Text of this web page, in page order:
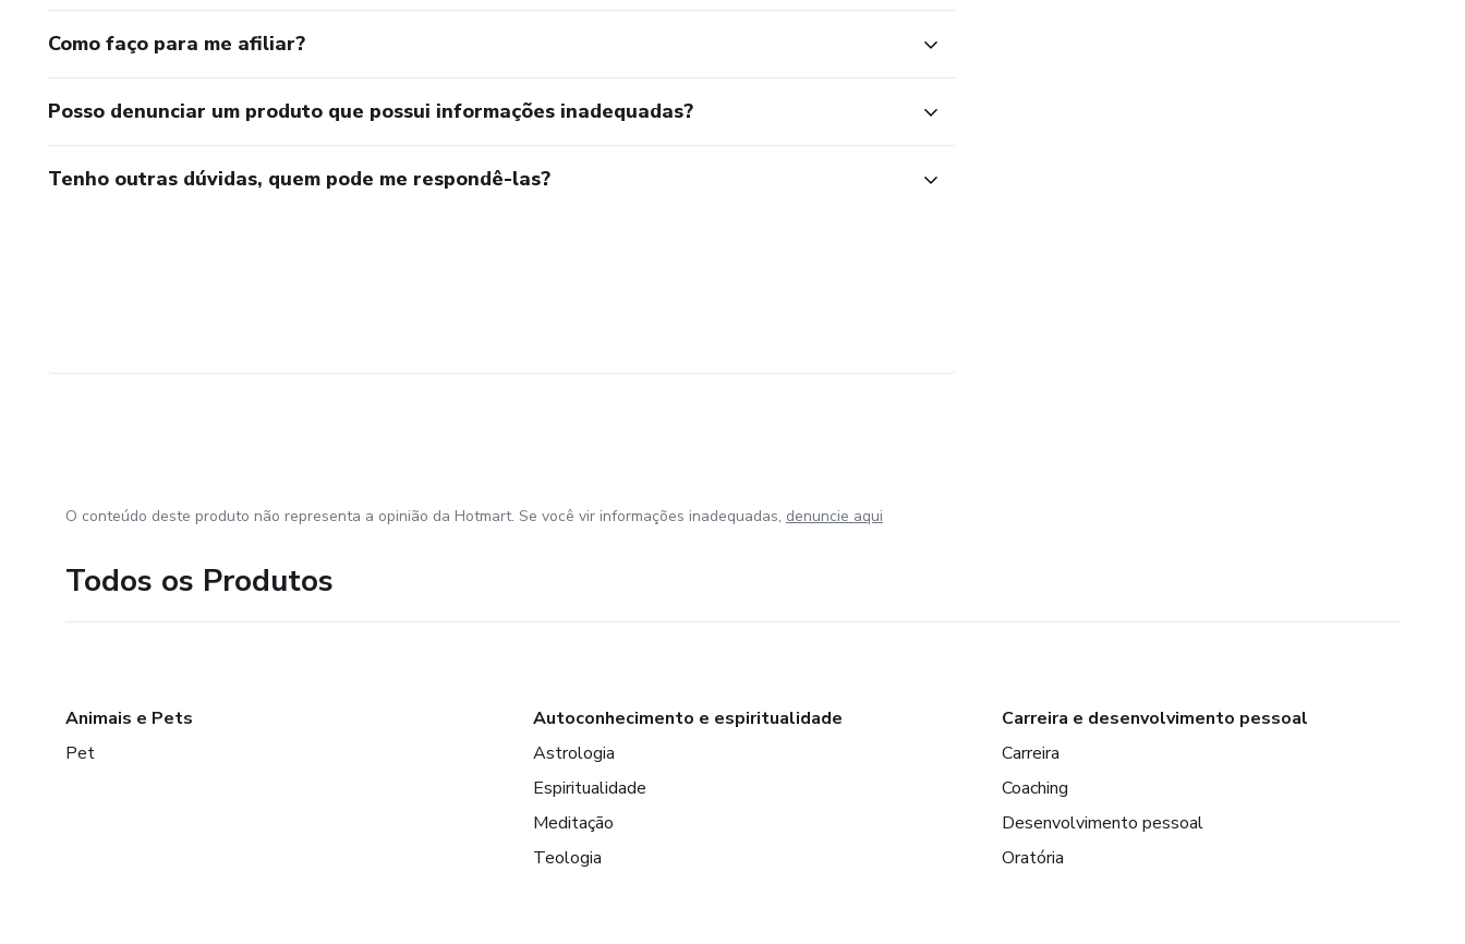
Como faço para me afiliar?
Posso denunciar um produto que possui informações inadequadas?
Tenho outras dúvidas, quem pode me respondê-las?
O conteúdo deste produto não representa a opinião da Hotmart. Se você vir informações inadequadas, denuncie aqui
Todos os Produtos
Animais e Pets
Pet
Autoconhecimento e espiritualidade
Astrologia
Espiritualidade
Meditação
Teologia
Carreira e desenvolvimento pessoal
Carreira
Coaching
Desenvolvimento pessoal
Oratória